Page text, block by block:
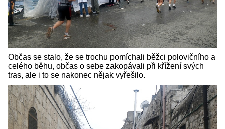
Občas se stalo, že se trochu pomíchali běžci polovičního a
celého běhu, občas o sebe zakopávali při křížení svých
tras, ale i to se nakonec nějak vyřešilo.